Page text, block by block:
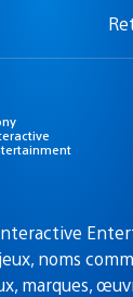
noms
marques,